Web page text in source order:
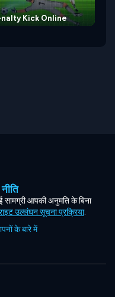
Kick Online
सामग्री आपकी अनुमति के बिना
उल्लंघन सूचना प्रक्रिया.
के बारे में